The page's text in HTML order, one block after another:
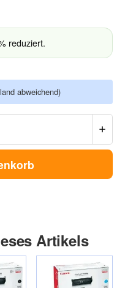
reduziert.
abweichend)
Artikels